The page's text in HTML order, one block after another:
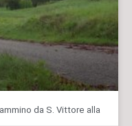
da S. Vittore alla